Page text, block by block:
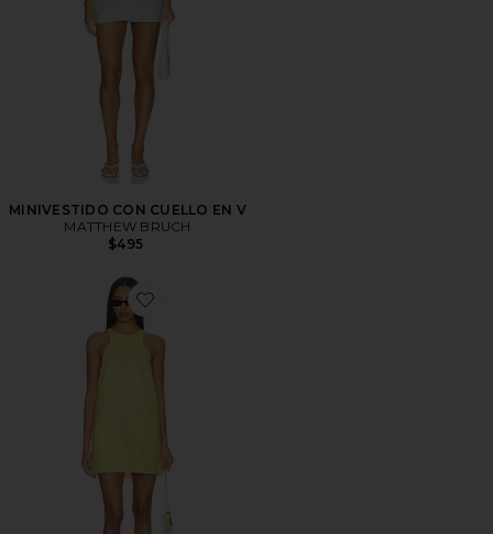
MINIVESTIDO CON CUELLO EN V
MATTHEW BRUCH
$495
Favorite MINIVESTIDO CON BOLSILLOS